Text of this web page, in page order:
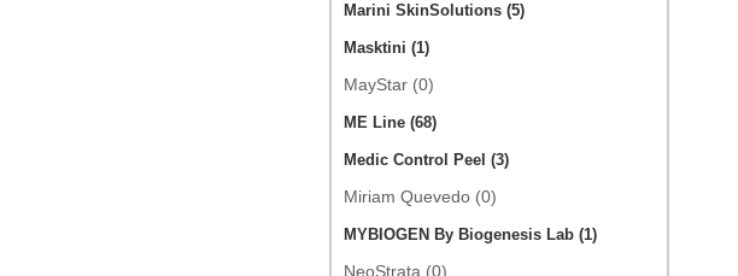
Marini SkinSolutions (5)
Masktini (1)
MayStar (0)
ME Line (68)
Medic Control Peel (3)
Miriam Quevedo (0)
MYBIOGEN By Biogenesis Lab (1)
NeoStrata (0)